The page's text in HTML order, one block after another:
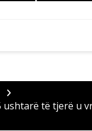
ushtarë të tjerë u